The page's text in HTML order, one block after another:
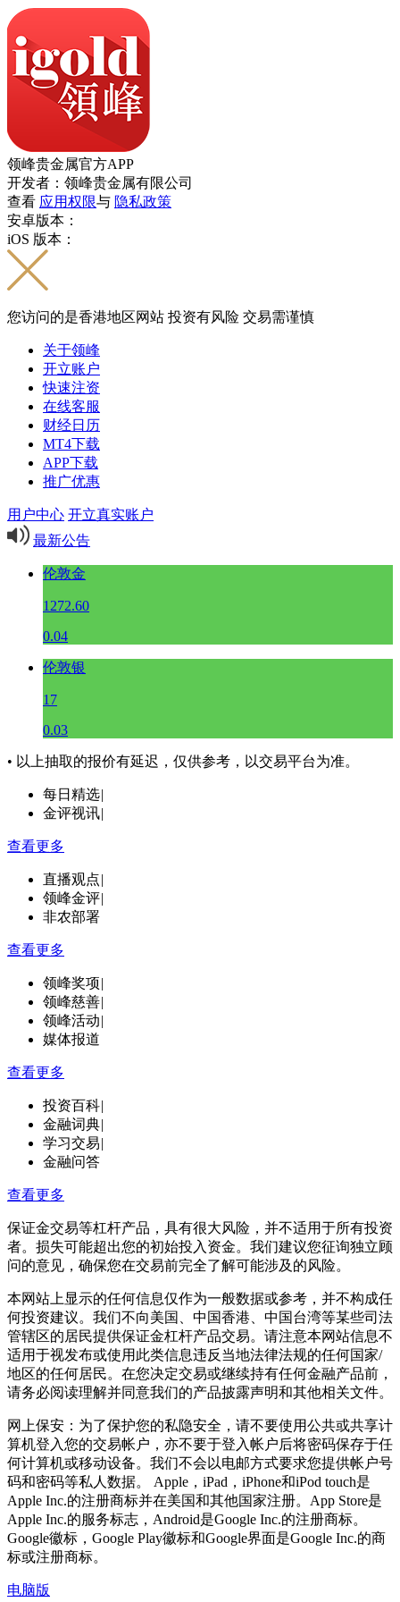
领峰贵金属官方APP
开发者：领峰贵金属有限公司
查看 应用权限与 隐私政策
安卓版本：
iOS 版本：
您访问的是香港地区网站 投资有风险 交易需谨慎
关于领峰
开立账户
快速注资
在线客服
财经日历
MT4下载
APP下载
推广优惠
用户中心 开立真实账户
最新公告
伦敦金
1272.60
0.04
伦敦银
17
0.03
• 以上抽取的报价有延迟，仅供参考，以交易平台为准。
每日精选|
金评视讯|
查看更多
直播观点|
领峰金评|
非农部署
查看更多
领峰奖项|
领峰慈善|
领峰活动|
媒体报道
查看更多
投资百科|
金融词典|
学习交易|
金融问答
查看更多
保证金交易等杠杆产品，具有很大风险，并不适用于所有投资
者。损失可能超出您的初始投入资金。我们建议您征询独立顾
问的意见，确保您在交易前完全了解可能涉及的风险。
本网站上显示的任何信息仅作为一般数据或参考，并不构成任
何投资建议。我们不向美国、中国香港、中国台湾等某些司法
管辖区的居民提供保证金杠杆产品交易。请注意本网站信息不
适用于视发布或使用此类信息违反当地法律法规的任何国家/
地区的任何居民。在您决定交易或继续持有任何金融产品前，
请务必阅读理解并同意我们的产品披露声明和其他相关文件。
网上保安：为了保护您的私隐安全，请不要使用公共或共享计
算机登入您的交易帐户，亦不要于登入帐户后将密码保存于任
何计算机或移动设备。我们不会以电邮方式要求您提供帐户号
码和密码等私人数据。 Apple，iPad，iPhone和iPod touch是
Apple Inc.的注册商标并在美国和其他国家注册。App Store是
Apple Inc.的服务标志，Android是Google Inc.的注册商标。
Google徽标，Google Play徽标和Google界面是Google Inc.的商
标或注册商标。
电脑版